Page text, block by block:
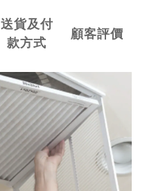
送貨及付
款方式
顧客評價